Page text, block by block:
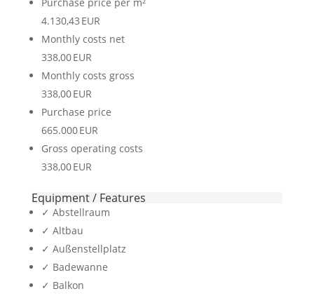
4.130,43 EUR
Monthly costs net
338,00 EUR
Monthly costs gross
338,00 EUR
Purchase price
665.000 EUR
Gross operating costs
338,00 EUR
Equipment / Features
✓ Abstellraum
✓ Altbau
✓ Außenstellplatz
✓ Badewanne
✓ Balkon